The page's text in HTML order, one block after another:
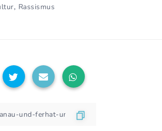
, Rassismus